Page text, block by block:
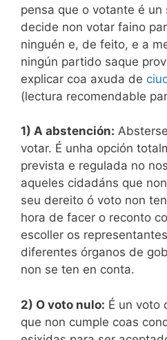
pensa que o votante é un
decide non votar faino
ninguén e, de feito, e a
ningún partido saque
explicar coa axuda de
(lectura recomendable
1) A abstención:
votar. É unha opción
prevista e regulada no
aqueles cidadáns que
seu dereito ó voto non
hora de facer o reconto
escoller os
diferentes órganos de
non se ten en conta.
2) O voto nulo: É un voto
que non cumple coas